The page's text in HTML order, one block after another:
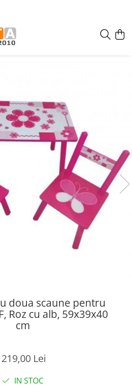
doua scaune pentru
Roz cu alb, 59x39x40
cm
219,00 Lei
IN STOC